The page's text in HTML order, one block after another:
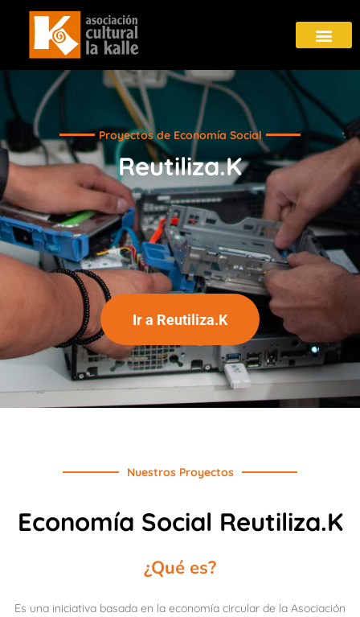
Proyectos de Economía Social
Reutiliza.K
Ir a Reutiliza.K
Nuestros Proyectos
Economía Social Reutiliza.K
¿Qué es?
Es una iniciativa basada en la economía circular de la Asociación